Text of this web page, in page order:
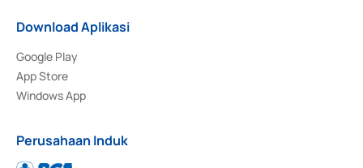
Download Aplikasi
Google Play
App Store
Windows App
Perusahaan Induk